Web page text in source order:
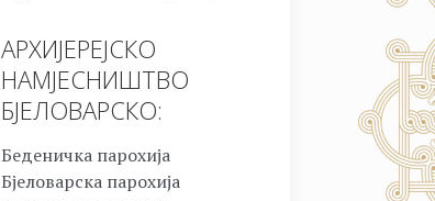
АРХИЈЕРЕЈСКО
НАМЈЕСНИШТВО
БЈЕЛОВАРСКО:
Беденичка парохија
Бјеловарска парохија